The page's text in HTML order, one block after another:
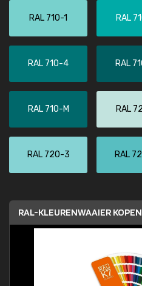
RAL 710-1 RAL
RAL 710-4 RAL
RAL 710-M RAL
RAL 720-3 RAL
RAL-KLEURENWAAIER KOPEN